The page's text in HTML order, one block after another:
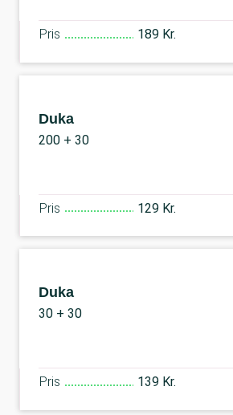
Pris 189 Kr.
Duka
200 + 30
Pris 129 Kr.
Duka
30 + 30
Pris 139 Kr.